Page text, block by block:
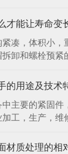
1．可快速工作
倍，比快速扳
开口内六角扳
，而一个双头
材质处理的相
主要的紧固件
生产，维修的
，对内六角扳
1．亮铬：像镜
光泽； 3．电
电的作用下，
在线